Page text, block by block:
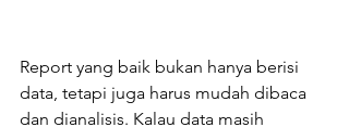
Report yang baik bukan hanya berisi
data, tetapi juga harus mudah dibaca
dan dianalisis. Kalau data masih